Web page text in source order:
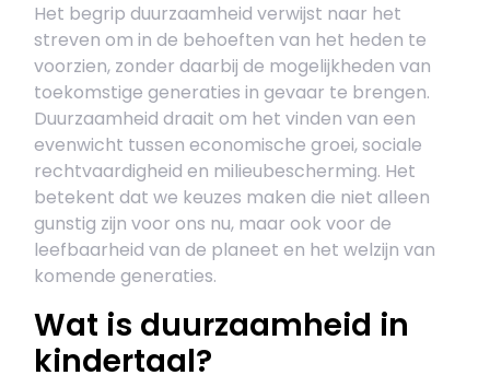
Het begrip duurzaamheid verwijst naar het
streven om in de behoeften van het heden te
voorzien, zonder daarbij de mogelijkheden van
toekomstige generaties in gevaar te brengen.
Duurzaamheid draait om het vinden van een
evenwicht tussen economische groei, sociale
rechtvaardigheid en milieubescherming. Het
betekent dat we keuzes maken die niet alleen
gunstig zijn voor ons nu, maar ook voor de
leefbaarheid van de planeet en het welzijn van
komende generaties.
Wat is duurzaamheid in
kindertaal?